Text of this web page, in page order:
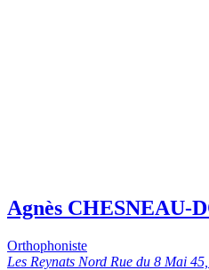
Agnès CHESNEAU-
Orthophoniste
Les Reynats Nord Rue du 8 Mai